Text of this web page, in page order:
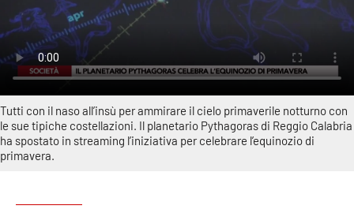
Italia Mondo
Sanità
Sport
Cultura
Podcast
Tutti con il naso all’insù per ammirare il cielo primaverile notturno con
le sue tipiche costellazioni. Il planetario Pythagoras di Reggio Calabria
ha spostato in streaming l’iniziativa per celebrare l’equinozio di
primavera.